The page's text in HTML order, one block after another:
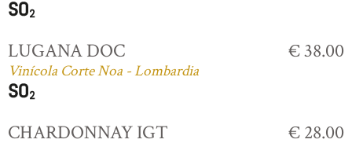
LUGANA DOC
Vinícola Corte Noa - Lombardia
€ 38.00
CHARDONNAY IGT € 28.00